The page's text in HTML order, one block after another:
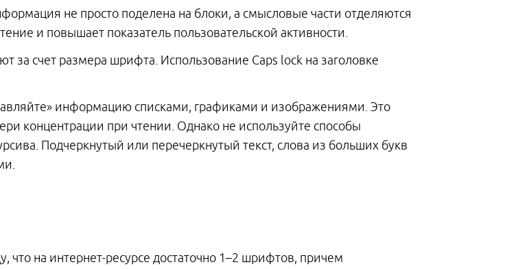
не просто поделена на блоки, а смысловые части отделяются
и повышает показатель пользовательской активности.
за счет размера шрифта. Использование Caps lock на заголовке
информацию списками, графиками и изображениями. Это
концентрации при чтении. Однако не используйте способы
Подчеркнутый или перечеркнутый текст, слова из больших букв
на интернет-ресурсе достаточно 1–2 шрифтов, причем